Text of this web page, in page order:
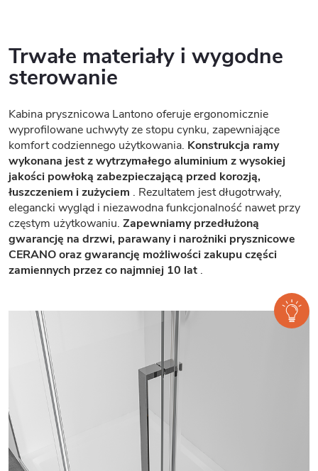
Trwałe materiały i wygodne
sterowanie
Kabina prysznicowa Lantono oferuje ergonomicznie
wyprofilowane uchwyty ze stopu cynku, zapewniające
komfort codziennego użytkowania. Konstrukcja ramy
wykonana jest z wytrzymałego aluminium z wysokiej
jakości powłoką zabezpieczającą przed korozją,
łuszczeniem i zużyciem . Rezultatem jest długotrwały,
elegancki wygląd i niezawodna funkcjonalność nawet przy
częstym użytkowaniu. Zapewniamy przedłużoną
gwarancję na drzwi, parawany i narożniki prysznicowe
CERANO oraz gwarancję możliwości zakupu części
zamiennych przez co najmniej 10 lat .